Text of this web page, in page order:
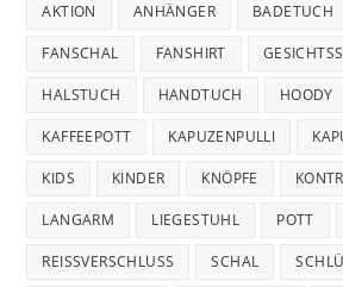
AKTION ANHÄNGER BADETUCH
FANSCHAL FANSHIRT
HALSTUCH HANDTUCH HOODY
KAFFEEPOTT KAPUZENPULLI
KIDS KINDER KNÖPFE
LANGARM LIEGESTUHL POTT
REISSVERSCHLUSS SCHAL